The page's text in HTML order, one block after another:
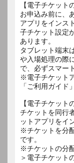
【電子チケット
お申込み前に、
アプリをインス
子チケット設定
あります。
タブレット端末
や入場処理の際
で、必ずスマー
※電子チケット
「ご利用ガイド
【電子チケット
チケットを同行
ットアプリをイ
※チケットを分
です。
※チケットの分
＞電子チケット